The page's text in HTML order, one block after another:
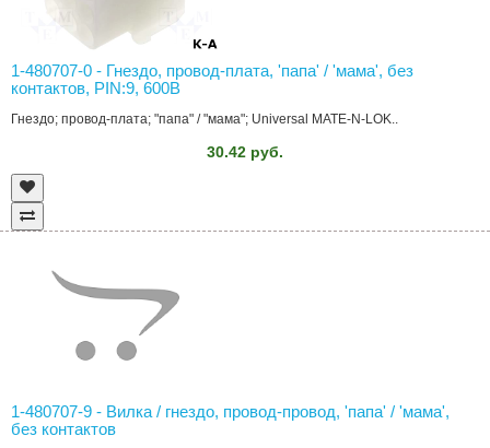
1-480707-0 - Гнездо, провод-плата, 'папа' / 'мама', без
контактов, PIN:9, 600В
Гнездо; провод-плата; "папа" / "мама"; Universal MATE-N-LOK..
30.42 руб.
1-480707-9 - Вилка / гнездо, провод-провод, 'папа' / 'мама',
без контактов